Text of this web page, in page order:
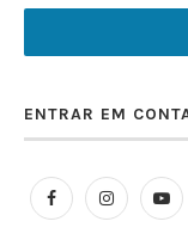
ENTRAR EM